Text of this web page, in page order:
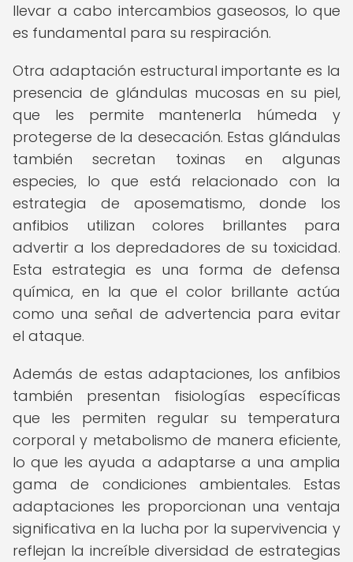
llevar a cabo intercambios gaseosos, lo que
es fundamental para su respiración.
Otra adaptación estructural importante es la
presencia de glándulas mucosas en su piel,
que les permite mantenerla húmeda y
protegerse de la desecación. Estas glándulas
también secretan toxinas en algunas
especies, lo que está relacionado con la
estrategia de aposematismo, donde los
anfibios utilizan colores brillantes para
advertir a los depredadores de su toxicidad.
Esta estrategia es una forma de defensa
química, en la que el color brillante actúa
como una señal de advertencia para evitar
el ataque.
Además de estas adaptaciones, los anfibios
también presentan fisiologías específicas
que les permiten regular su temperatura
corporal y metabolismo de manera eficiente,
lo que les ayuda a adaptarse a una amplia
gama de condiciones ambientales. Estas
adaptaciones les proporcionan una ventaja
significativa en la lucha por la supervivencia y
reflejan la increíble diversidad de estrategias